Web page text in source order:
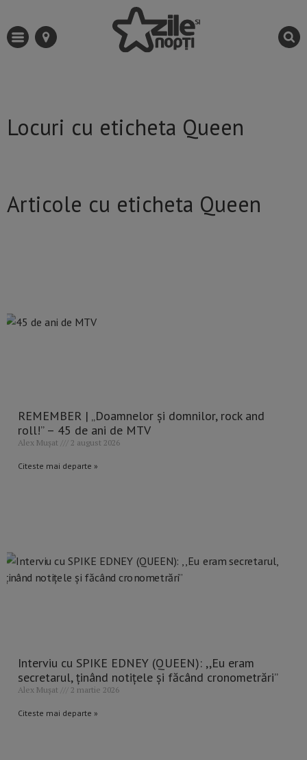
Locuri cu eticheta Queen
Articole cu eticheta Queen
REMEMBER | „Doamnelor și domnilor, rock and
roll!” – 45 de ani de MTV
Alex Mușat 2 august 2026
Citeste mai departe »
Interviu cu SPIKE EDNEY (QUEEN): ,,Eu eram
secretarul, ținând notițele și făcând cronometrări”
Alex Mușat 2 martie 2026
Citeste mai departe »